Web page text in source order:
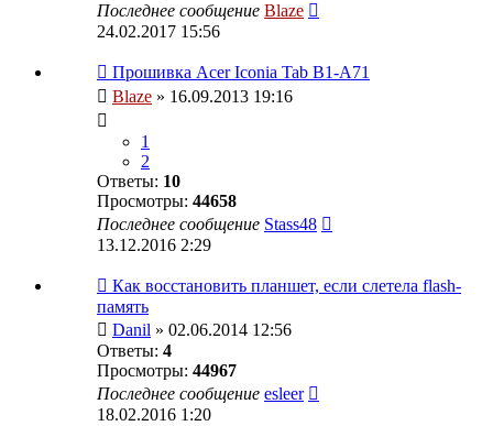
Последнее сообщение Blaze
24.02.2017 15:56
Прошивка Acer Iconia Tab B1-A71
Blaze » 16.09.2013 19:16
1
2
Ответы: 10
Просмотры: 44658
Последнее сообщение Stass48
13.12.2016 2:29
Как восстановить планшет, если слетела flash-
память
Danil » 02.06.2014 12:56
Ответы: 4
Просмотры: 44967
Последнее сообщение esleer
18.02.2016 1:20